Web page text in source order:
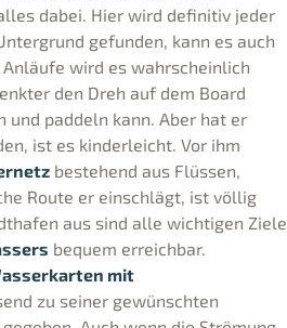
dabei. Hier wird definitiv jeder
gefunden, kann es auch
wird es wahrscheinlich
den Dreh auf dem Board
und paddeln kann. Aber hat er
ist es kinderleicht. Vor ihm
bestehend aus Flüssen,
Route er einschlägt, ist völlig
aus sind alle wichtigen Ziele
bequem erreichbar.
mit
zu seiner gewünschten